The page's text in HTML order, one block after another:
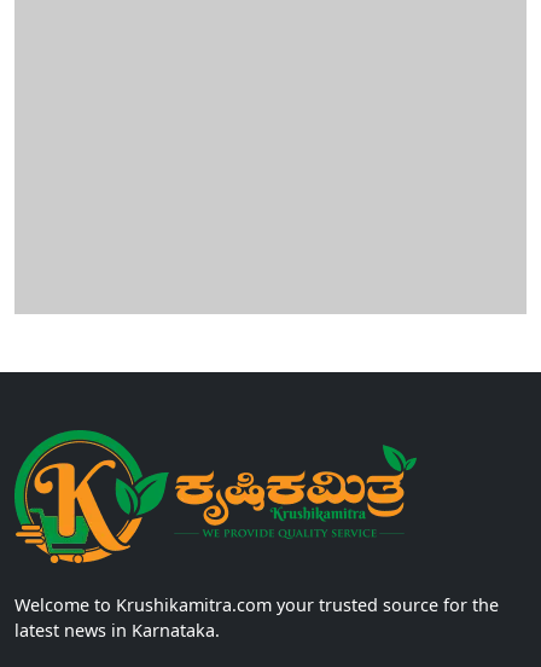
Welcome to Krushikamitra.com your trusted source for the
latest news in Karnataka.